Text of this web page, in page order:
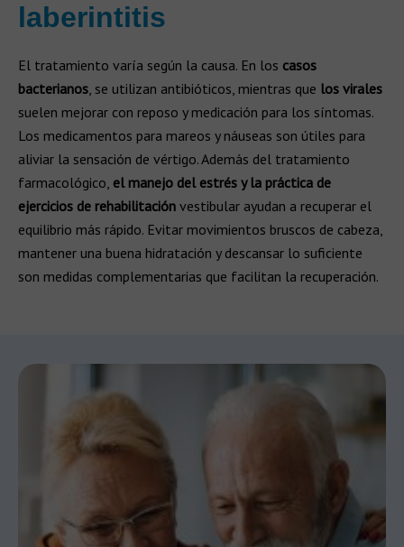
laberintitis
El tratamiento varía según la causa. En los casos
bacterianos, se utilizan antibióticos, mientras que los virales
suelen mejorar con reposo y medicación para los síntomas.
Los medicamentos para mareos y náuseas son útiles para
aliviar la sensación de vértigo. Además del tratamiento
farmacológico, el manejo del estrés y la práctica de
ejercicios de rehabilitación vestibular ayudan a recuperar el
equilibrio más rápido. Evitar movimientos bruscos de cabeza,
mantener una buena hidratación y descansar lo suficiente
son medidas complementarias que facilitan la recuperación.